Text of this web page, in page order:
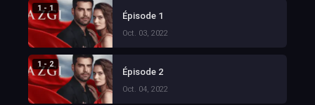
1 - 1
Épisode 1
Oct. 03, 2022
1 - 2
Épisode 2
Oct. 04, 2022